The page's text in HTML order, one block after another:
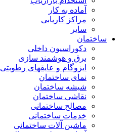
آماده به کار
مراکز کاریابی
سایر
ساختمان
دکوراسیون داخلی
برق و هوشمند سازی
ایزوگام و عایقهای رطوبتی
نمای ساختمان
شیشه ساختمان
نقاشی ساختمان
مصالح ساختمانی
خدمات ساختمانی
ماشین آلات ساختمانی